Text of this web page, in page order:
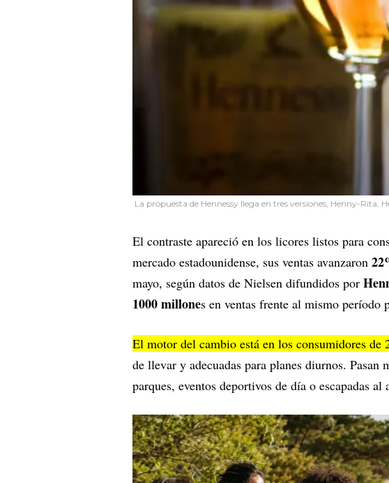
La propuesta de Hennessy llega en tres versiones, Henny-Rita,
El contraste apareció en los licores listos para
mercado estadounidense, sus ventas avanzaron
mayo, según datos de Nielsen difundidos por
1000 millones en ventas frente al mismo período
El motor del cambio está en los consumidores de
de llevar y adecuadas para planes diurnos. Pasan
parques, eventos deportivos de día o escapadas al